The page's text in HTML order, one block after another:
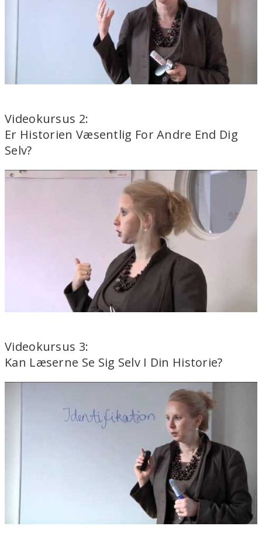
Videokursus 2:
Er Historien Væsentlig For Andre End Dig
Selv?
Videokursus 3:
Kan Læserne Se Sig Selv I Din Historie?